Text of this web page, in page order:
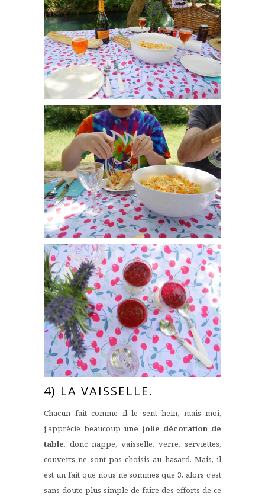
4) LA VAISSELLE.
Chacun fait comme il le sent hein, mais moi,
j’apprécie beaucoup une jolie décoration de
table, donc nappe, vaisselle, verre, serviettes,
couverts ne sont pas choisis au hasard. Mais, il
est un fait que nous ne sommes que 3, alors c’est
sans doute plus simple de faire des efforts de ce